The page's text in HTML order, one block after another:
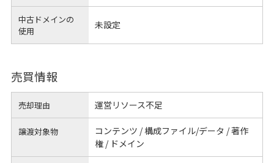
中古ドメインの
使用
未設定
売買情報
売却理由 運営リソース不足
譲渡対象物
コンテンツ / 構成ファイル/データ / 著作
権 / ドメイン